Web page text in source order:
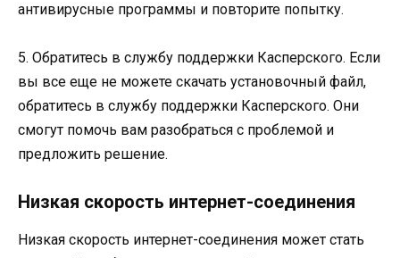
антивирусные программы и повторите попытку.
5. Обратитесь в службу поддержки Касперского. Если
вы все еще не можете скачать установочный файл,
обратитесь в службу поддержки Касперского. Они
смогут помочь вам разобраться с проблемой и
предложить решение.
Низкая скорость интернет-соединения
Низкая скорость интернет-соединения может стать